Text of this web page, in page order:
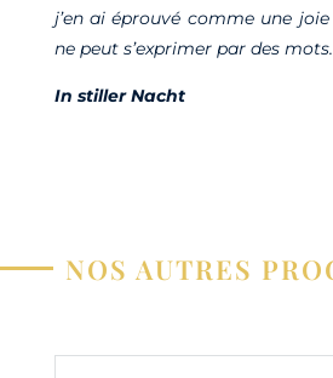
j’en ai éprouvé comme une
ne peut s’exprimer par des
In stiller Nacht
NOS AUTRES